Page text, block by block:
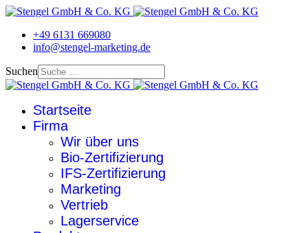
+49 6131 669080
info@stengel-marketing.de
Suchen
Startseite
Firma
Wir über uns
Bio-Zertifizierung
IFS-Zertifizierung
Marketing
Vertrieb
Lagerservice